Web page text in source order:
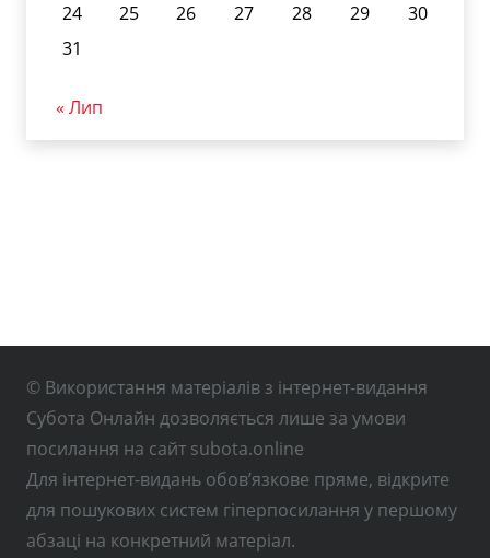
24
25 26 27 28 29
30
31
« Лип
© Використання матеріалів з інтернет-видання
Субота Онлайн дозволяється лише за умови
посилання на сайт subota.online
Для інтернет-видань обов’язкове пряме, відкрите
для пошукових систем гіперпосилання у першому
абзаці на конкретний матеріал.